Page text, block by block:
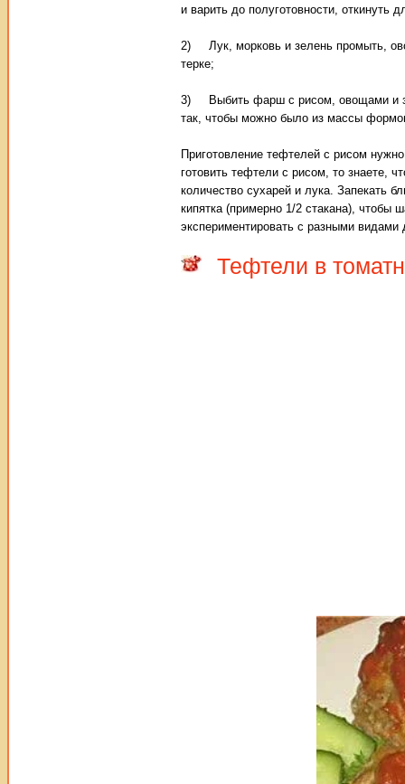
и варить до полуготовности, откинуть
2) Лук, морковь и зелень промыть,
терке;
3) Выбить фарш с рисом, овощами и
так, чтобы можно было из массы
Приготовление тефтелей с рисом
готовить тефтели с рисом, то знаете,
количество сухарей и лука. Запекать
кипятка (примерно 1/2 стакана), чтобы
экспериментировать с разными
Тефтели в